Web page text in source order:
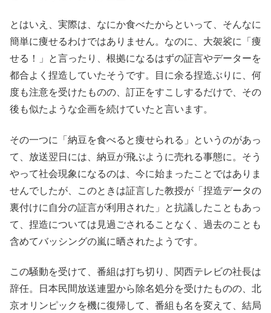
とはいえ、実際は、なにか食べたからといって、そんなに
簡単に痩せるわけではありません。なのに、大袈裟に「痩
せる！」と言ったり、根拠になるはずの証言やデーターを
都合よく捏造していたそうです。目に余る捏造ぶりに、何
度も注意を受けたものの、訂正をすこしするだけで、その
後も似たような企画を続けていたと言います。
その一つに「納豆を食べると痩せられる」というのがあっ
て、放送翌日には、納豆が飛ぶように売れる事態に。そう
やって社会現象になるのは、今に始まったことではありま
せんでしたが、このときは証言した教授が「捏造データの
裏付けに自分の証言が利用された」と抗議したこともあっ
て、捏造については見過ごされることなく、過去のことも
含めてバッシングの嵐に晒されたようです。
この騒動を受けて、番組は打ち切り、関西テレビの社長は
辞任。日本民間放送連盟から除名処分を受けたものの、北
京オリンピックを機に復帰して、番組も名を変えて、結局